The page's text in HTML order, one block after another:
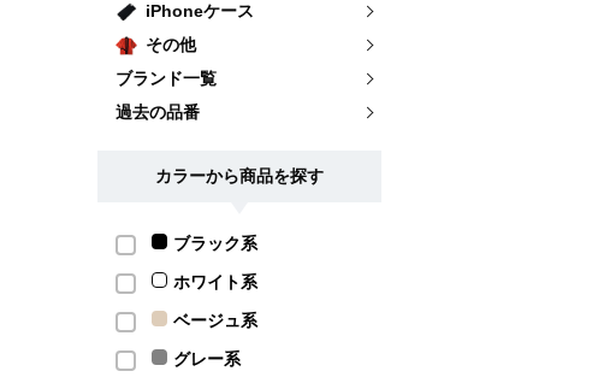
iPhoneケース
その他
ブランド一覧
過去の品番
カラーから商品を探す
ブラック系
ホワイト系
ベージュ系
グレー系